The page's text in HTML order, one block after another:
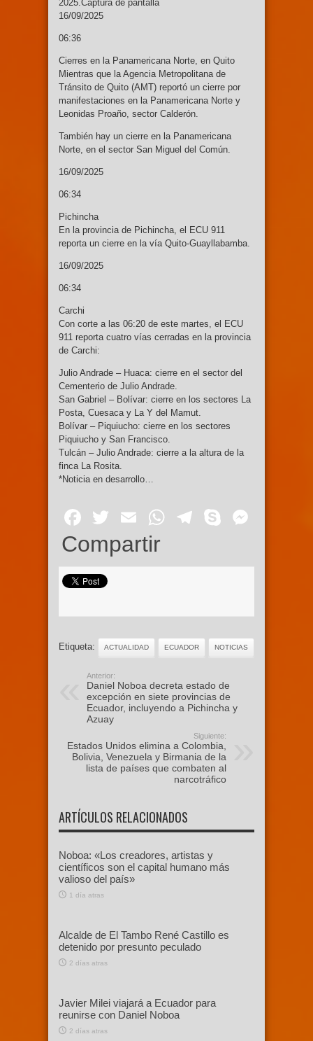
2025.Captura de pantalla
16/09/2025
06:36
Cierres en la Panamericana Norte, en Quito
Mientras que la Agencia Metropolitana de
Tránsito de Quito (AMT) reportó un cierre por
manifestaciones en la Panamericana Norte y
Leonidas Proaño, sector Calderón.
También hay un cierre en la Panamericana
Norte, en el sector San Miguel del Común.
16/09/2025
06:34
Pichincha
En la provincia de Pichincha, el ECU 911
reporta un cierre en la vía Quito-Guayllabamba.
16/09/2025
06:34
Carchi
Con corte a las 06:20 de este martes, el ECU
911 reporta cuatro vías cerradas en la provincia
de Carchi:
Julio Andrade – Huaca: cierre en el sector del
Cementerio de Julio Andrade.
San Gabriel – Bolívar: cierre en los sectores La
Posta, Cuesaca y La Y del Mamut.
Bolívar – Piquiucho: cierre en los sectores
Piquiucho y San Francisco.
Tulcán – Julio Andrade: cierre a la altura de la
finca La Rosita.
*Noticia en desarrollo…
Facebook
Twitter
EmailWhatsApp
Telegram
Skype
Compartir
Etiqueta: ACTUALIDAD ECUADOR NOTICIAS
Anterior:
Daniel Noboa decreta estado de
excepción en siete provincias de
Ecuador, incluyendo a Pichincha y
Azuay
Siguiente:
Estados Unidos elimina a Colombia,
Bolivia, Venezuela y Birmania de la
lista de países que combaten al
narcotráfico
ARTÍCULOS RELACIONADOS
Noboa: «Los creadores, artistas y
científicos son el capital humano más
valioso del país»
1 día atras
Alcalde de El Tambo René Castillo es
detenido por presunto peculado
2 días atras
Javier Milei viajará a Ecuador para
reunirse con Daniel Noboa
2 días atras